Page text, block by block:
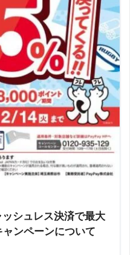
シュレス決済で最大
ンペーンについて